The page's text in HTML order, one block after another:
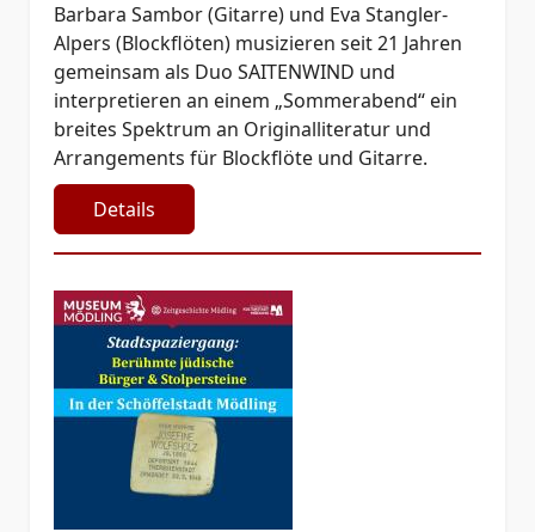
Barbara Sambor (Gitarre) und Eva Stangler-
Alpers (Blockflöten) musizieren seit 21 Jahren
gemeinsam als Duo SAITENWIND und
interpretieren an einem „Sommerabend“ ein
breites Spektrum an Originalliteratur und
Arrangements für Blockflöte und Gitarre.
Details